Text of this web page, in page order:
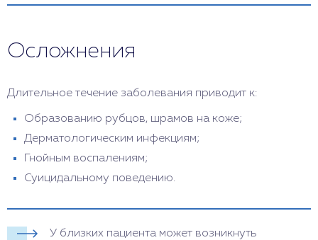
Осложнения
Длительное течение заболевания приводит к:
Образованию рубцов, шрамов на коже;
Дерматологическим инфекциям;
Гнойным воспалениям;
Суицидальному поведению.
У близких пациента может возникнуть